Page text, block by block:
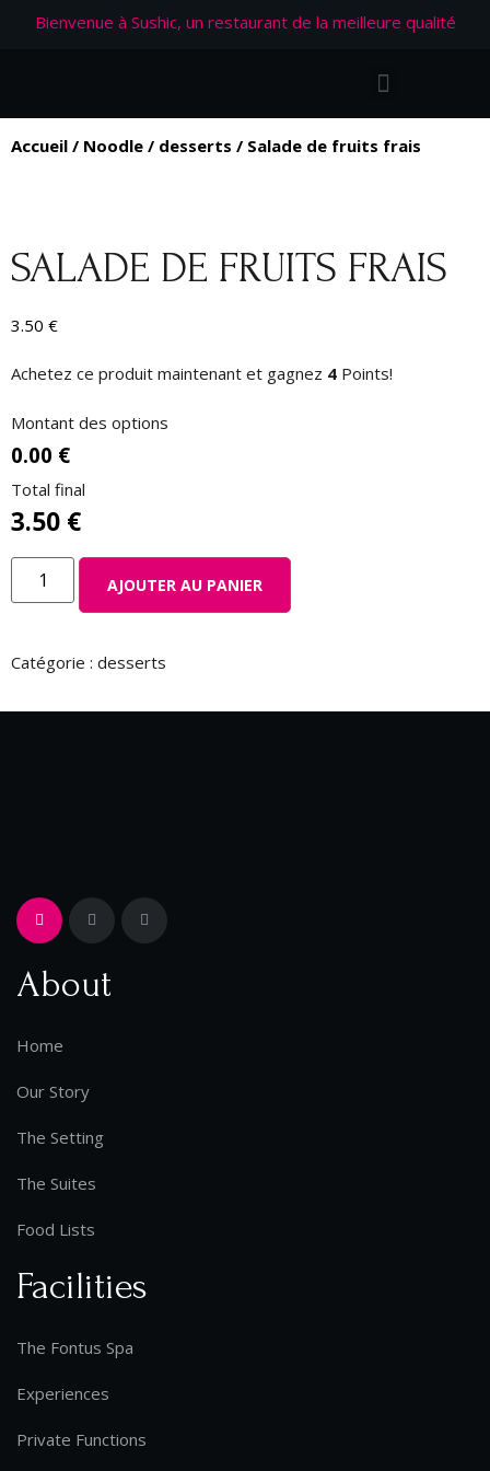
Bienvenue à Sushic, un restaurant de la meilleure qualité
Accueil / Noodle / desserts / Salade de fruits frais
SALADE DE FRUITS FRAIS
3.50 €
Achetez ce produit maintenant et gagnez 4 Points!
Montant des options
0.00 €
Total final
3.50 €
AJOUTER AU PANIER
Catégorie : desserts
About
Home
Our Story
The Setting
The Suites
Food Lists
Facilities
The Fontus Spa
Experiences
Private Functions